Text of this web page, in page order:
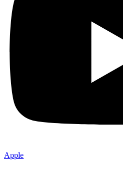
Apple